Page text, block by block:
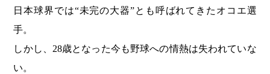
日本球界では“未完の大器”とも呼ばれてきたオコエ選
手。
しかし、28歳となった今も野球への情熱は失われていな
い。